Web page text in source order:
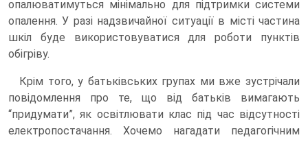
опалюватимуться мінімально для підтримки системи
опалення. У разі надзвичайної ситуації в місті частина
шкіл буде використовуватися для роботи пунктів
обігріву.
Крім того, у батьківських групах ми вже зустрічали
повідомлення про те, що від батьків вимагають
“придумати”, як освітлювати клас під час відсутності
електропостачання. Хочемо нагадати педагогічним